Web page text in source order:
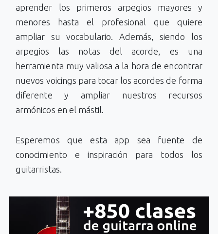
aprender los primeros arpegios mayores y
menores hasta el profesional que quiere
ampliar su vocabulario. Además, siendo los
arpegios las notas del acorde, es una
herramienta muy valiosa a la hora de encontrar
nuevos voicings para tocar los acordes de forma
diferente y ampliar nuestros recursos
armónicos en el mástil.
Esperemos que esta app sea fuente de
conocimiento e inspiración para todos los
guitarristas.